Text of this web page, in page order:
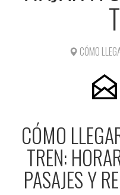
CÓMO
CÓMO
TREN:
PASAJES Y